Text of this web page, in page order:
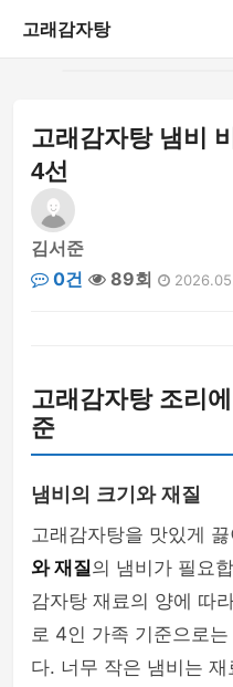
고래감자탕
게시판
고래감자탕 냄비
4선
김서준
0건
89회
고래감자탕 조리
준
냄비의 크기와 재질
고래감자탕을 맛있게
와 재질의 냄비가 필요
감자탕 재료의 양에 따
로 4인 가족 기준으로
다. 너무 작은 냄비는